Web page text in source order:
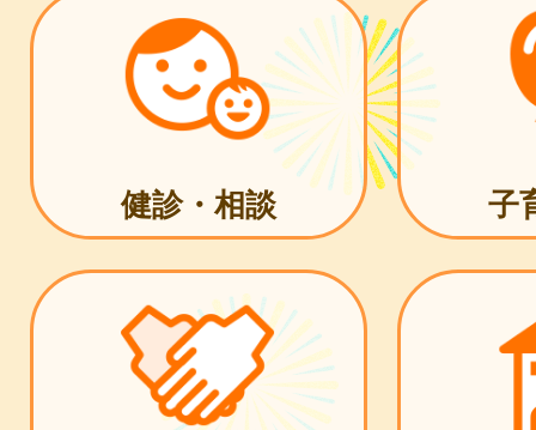
健診・相談 子